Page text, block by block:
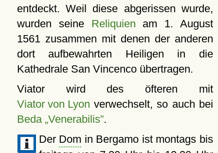
entdeckt. Weil diese abgerissen wurde,
wurden seine Reliquien am 1. August
1561 zusammen mit denen der anderen
dort aufbewahrten Heiligen in die
Kathedrale San Vincenco übertragen.
Viator wird des öfteren mit
Viator von Lyon verwechselt, so auch bei
Beda „Venerabilis”.
Der Dom in Bergamo ist montags bis